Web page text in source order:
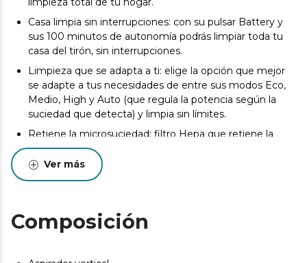
Casa limpia sin interrupciones: con su pulsar Battery y
sus 100 minutos de autonomía podrás limpiar toda tu
casa del tirón, sin interrupciones.
Limpieza que se adapta a ti: elige la opción que mejor
se adapte a tus necesidades de entre sus modos Eco,
Medio, High y Auto (que regula la potencia según la
suciedad que detecta) y limpia sin límites.
Retiene la microsuciedad: filtro Hepa que retiene la
microsuciedad y expulsa aire más limpio.
Deja tu coche impoluto: disfruta de una limpieza
personalizada de tu coche gracias a su Car Pack, su
Limpia cada rincón de tu hogar: disfruta de una limpieza
pack de accesorios específicos para la limpieza del
Ver más
Composición